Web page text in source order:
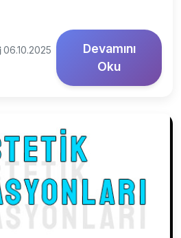
06.10.2025
Devamını
Oku